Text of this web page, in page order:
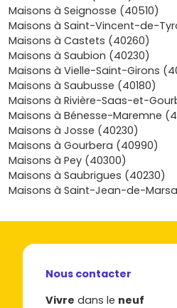
de livraison. Pour t’y aider,
disponibles et projette-toi
maison neuve à Azur:
cours, repère les quartiers qui te
un clin d’œil les surfaces, les
l’environnement. Envie de passer
l’emménagement ? Parcours
le neuf, échange avec nos
projet à ton rythme, en toute
Maisons à Seignosse (40510)
Maisons à Saint-Vincent-de-
Maisons à Castets (40260)
Maisons à Saubion (40230)
Maisons à Vielle-Saint-Girons
Maisons à Saubusse (40180)
Maisons à Rivière-Saas-et-
Maisons à Bénesse-Maremne
Maisons à Josse (40230)
Maisons à Gourbera (40990)
Maisons à Pey (40300)
Maisons à Saubrigues (40230)
Maisons à Saint-Jean-de-
Nous contacter
Vivre dans le neuf